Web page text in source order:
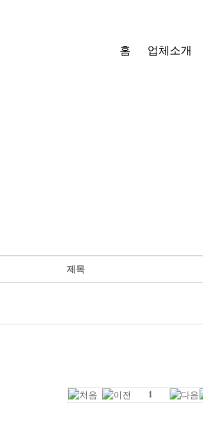
홈 업체소개
제목
1